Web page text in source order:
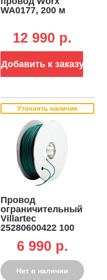
WA0177, 200 м
12 990 p.
Добавить к заказу
Уточнять наличие
Провод
ограничительный
Villartec
25280600422 100
газонокосилок
6 990 p.
Нет в наличии